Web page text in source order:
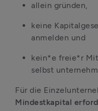
allein gründen,
keine
anmelden und
kein*e freie*r
selbst
Für die
Mindestkapital